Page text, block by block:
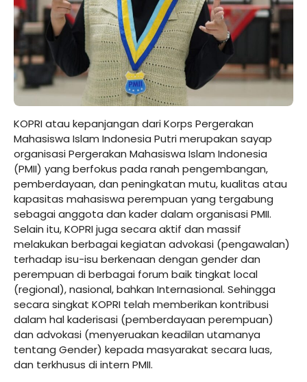
KOPRI atau kepanjangan dari Korps Pergerakan
Mahasiswa Islam Indonesia Putri merupakan sayap
organisasi Pergerakan Mahasiswa Islam Indonesia
(PMII) yang berfokus pada ranah pengembangan,
pemberdayaan, dan peningkatan mutu, kualitas atau
kapasitas mahasiswa perempuan yang tergabung
sebagai anggota dan kader dalam organisasi PMII.
Selain itu, KOPRI juga secara aktif dan massif
melakukan berbagai kegiatan advokasi (pengawalan)
terhadap isu-isu berkenaan dengan gender dan
perempuan di berbagai forum baik tingkat local
(regional), nasional, bahkan Internasional. Sehingga
secara singkat KOPRI telah memberikan kontribusi
dalam hal kaderisasi (pemberdayaan perempuan)
dan advokasi (menyeruakan keadilan utamanya
tentang Gender) kepada masyarakat secara luas,
dan terkhusus di intern PMII.